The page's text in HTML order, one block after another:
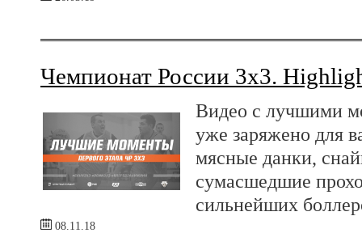
Чемпионат России 3х3.
Видео с лучшими
уже заряжено для
мясные данки,
сумасшедшие
сильнейших
08.11.18